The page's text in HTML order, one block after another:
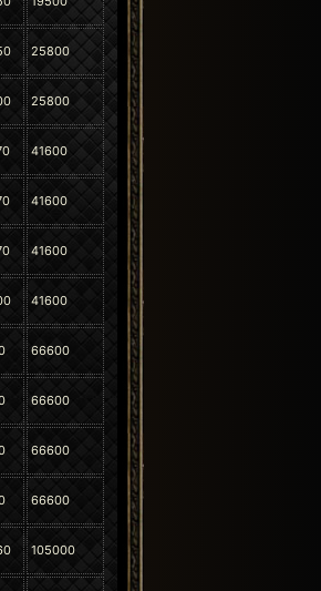
25800
25800
41600
41600
41600
41600
66600
66600
66600
66600
105000